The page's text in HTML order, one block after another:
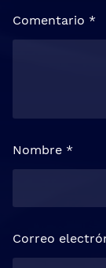
Comentario *
Nombre *
Correo